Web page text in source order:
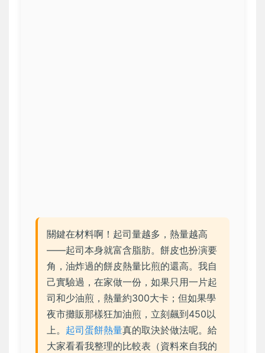
關鍵在材料啊！起司量越多，熱量越高
——起司本身就富含脂肪。餅皮也扮演要
角，油炸過的餅皮熱量比煎的還高。我自
己實驗過，在家做一份，如果只用一片起
司和少油煎，熱量約300大卡；但如果學
夜市攤販那樣狂加油煎，立刻飆到450以
上。 起司蛋餅熱量真的取決於做法呢。給
大家看看我整理的比較表（資料來自我的